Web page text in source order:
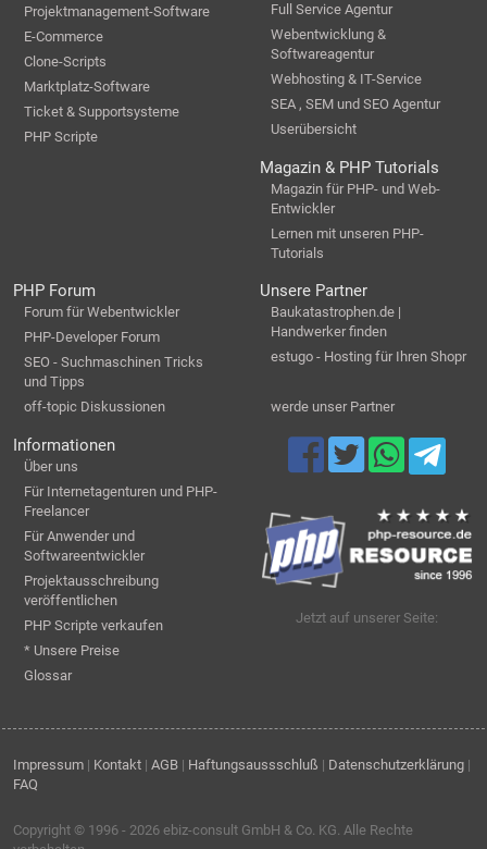
Projektmanagement-Software
E-Commerce
Clone-Scripts
Marktplatz-Software
Ticket & Supportsysteme
PHP Scripte
Full Service Agentur
Webentwicklung &
Softwareagentur
Webhosting & IT-Service
SEA , SEM und SEO Agentur
Userübersicht
Magazin & PHP Tutorials
Magazin für PHP- und Web-
Entwickler
Lernen mit unseren PHP-
Tutorials
PHP Forum
Forum für Webentwickler
PHP-Developer Forum
SEO - Suchmaschinen Tricks
und Tipps
off-topic Diskussionen
Unsere Partner
Baukatastrophen.de |
Handwerker finden
estugo - Hosting für Ihren Shopr
werde unser Partner
Informationen
Über uns
Für Internetagenturen und PHP-
Freelancer
Für Anwender und
Softwareentwickler
Projektausschreibung
veröffentlichen
PHP Scripte verkaufen
* Unsere Preise
Glossar
Jetzt auf unserer Seite:
Impressum | Kontakt | AGB | Haftungsaussschluß | Datenschutzerklärung |
FAQ
Copyright © 1996 - 2026 ebiz-consult GmbH & Co. KG. Alle Rechte